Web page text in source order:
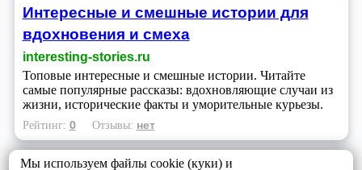
Интересные и смешные истории для
вдохновения и смеха
interesting-stories.ru
Топовые интересные и смешные истории. Читайте
самые популярные рассказы: вдохновляющие случаи из
жизни, исторические факты и уморительные курьезы.
Рейтинг: 0 Отзывы: нет
Мы используем файлы cookie (куки) и